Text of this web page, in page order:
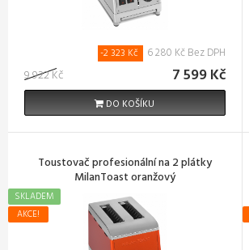
9 922 Kč
-2 323 Kč 6 280 Kč Bez DPH
7 599 Kč
DO KOŠÍKU
Toustovač profesionální na 2 plátky
MilanToast oranžový
AKCE!
SKLADEM